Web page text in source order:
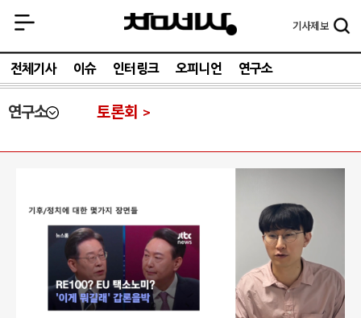
기사제보
전체기사 이슈 인터링크 오피니언 연구소
연구소 토론회